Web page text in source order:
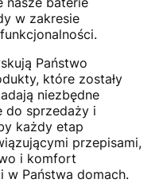
w zakresie
Państwo
które zostały
niezbędne
do sprzedaży i
każdy etap
przepisami,
i komfort
w Państwa domach.